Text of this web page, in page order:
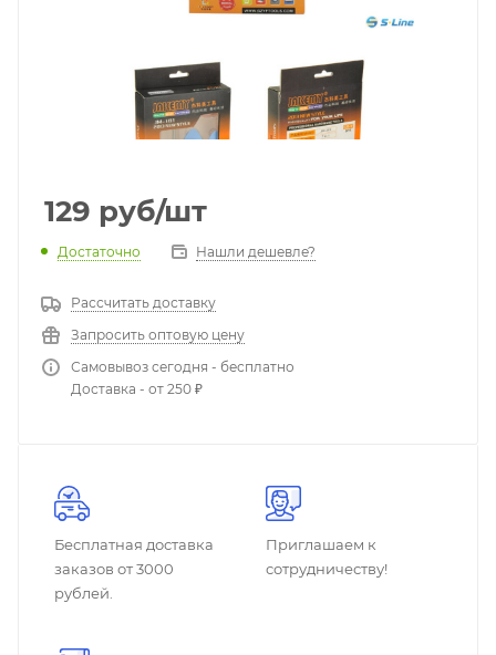
129 руб/шт
Достаточно Нашли дешевле?
Рассчитать доставку
Запросить оптовую цену
Самовывоз сегодня - бесплатно
Доставка - от 250 ₽
Бесплатная доставка
заказов от 3000
рублей.
Приглашаем к
сотрудничеству!